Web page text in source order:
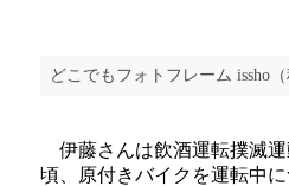
どこでもフォトフレーム issho（
伊藤さんは飲酒運転撲滅運
頃、原付きバイクを運転中